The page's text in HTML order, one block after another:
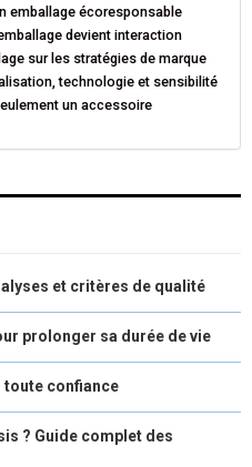
N
E
S
T
N
I
N
emballage écoresponsable
devient interaction
sur les stratégies de marque
technologie et sensibilité
un accessoire
et critères de qualité
prolonger sa durée de vie
toute confiance
? Guide complet des